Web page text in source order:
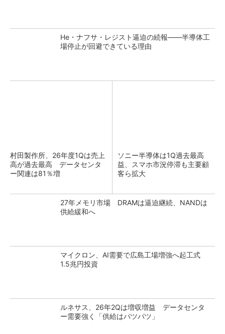
He・ナフサ・レジスト逼迫の続報――半導体工
場停止が回避できている理由
村田製作所、26年度1Qは売上
高が過去最高 データセンタ
ー関連は81％増
ソニー半導体は1Q過去最高
益、スマホ市況停滞も主要顧
客ら拡大
27年メモリ市場 DRAMは逼迫継続、NANDは
供給緩和へ
マイクロン、AI需要で広島工場増強へ起工式
1.5兆円投資
ルネサス、26年2Qは増収増益 データセンタ
ー需要強く「供給はパツパツ」